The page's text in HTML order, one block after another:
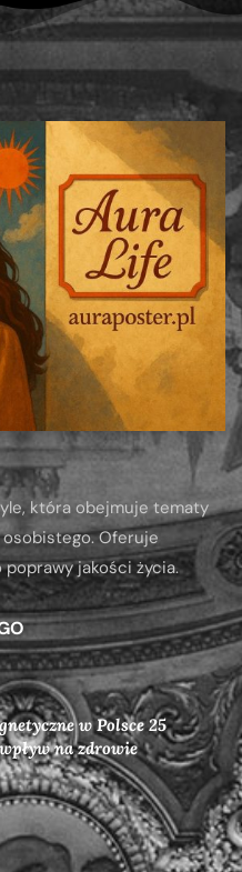
która obejmuje tematy
Oferuje
jakości życia.
w Polsce 25
na zdrowie